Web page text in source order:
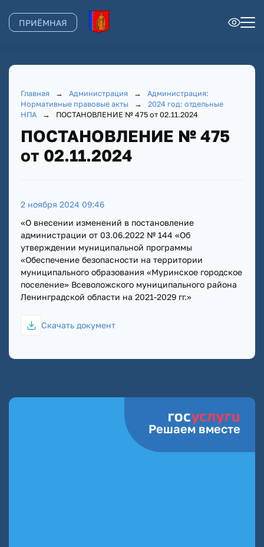
ПРИЁМНАЯ
Главная → Администрация →
Администрация:
Нормативные правовые акты
→
2024 год: отдельные
НПА
→ ПОСТАНОВЛЕНИЕ № 475 от 02.11.2024
ПОСТАНОВЛЕНИЕ № 475
от 02.11.2024
2 ноября 2024 09:46
«О внесении изменений в постановление
администрации от 03.06.2022 № 144 «Об
утверждении муниципальной программы
«Обеспечение безопасности на территории
муниципального образования «Муринское городское
поселение» Всеволожского муниципального района
Ленинградской области на 2021-2029 гг.»
Скачать документ
Решаем вместе